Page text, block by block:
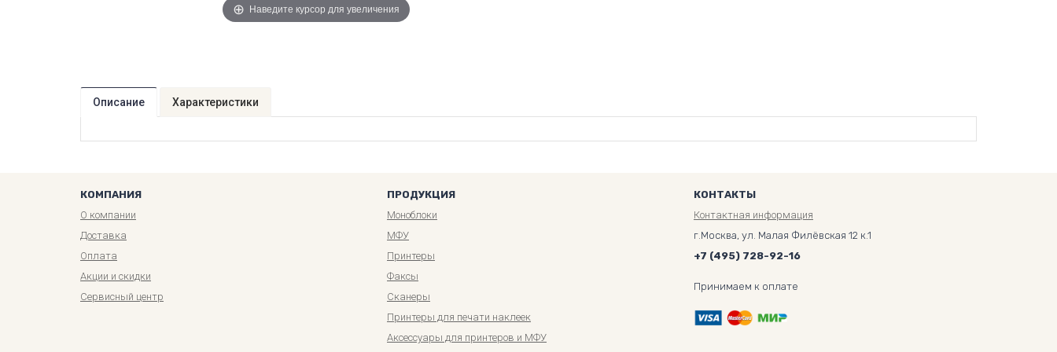
Наведите курсор для увеличения
Описание Характеристики
КОМПАНИЯ
О компании
Доставка
Оплата
Акции и скидки
Сервисный центр
ПРОДУКЦИЯ
Моноблоки
МФУ
Принтеры
Факсы
Сканеры
Принтеры для печати наклеек
Аксессуары для принтеров и МФУ
КОНТАКТЫ
Контактная информация
г.Москва, ул. Малая Филёвская 12 к.1
+7 (495) 728-92-16
Принимаем к оплате